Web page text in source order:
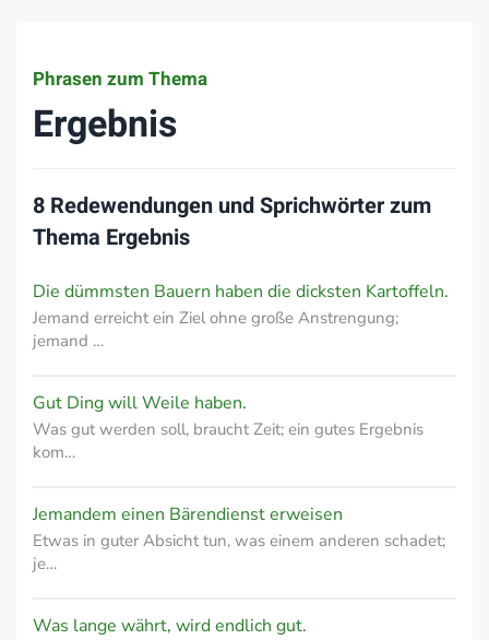
Phrasen zum Thema
Ergebnis
8 Redewendungen und Sprichwörter zum
Thema Ergebnis
Die dümmsten Bauern haben die dicksten Kartoffeln.
Jemand erreicht ein Ziel ohne große Anstrengung;
jemand …
Gut Ding will Weile haben.
Was gut werden soll, braucht Zeit; ein gutes Ergebnis
kom…
Jemandem einen Bärendienst erweisen
Etwas in guter Absicht tun, was einem anderen schadet;
je…
Was lange währt, wird endlich gut.